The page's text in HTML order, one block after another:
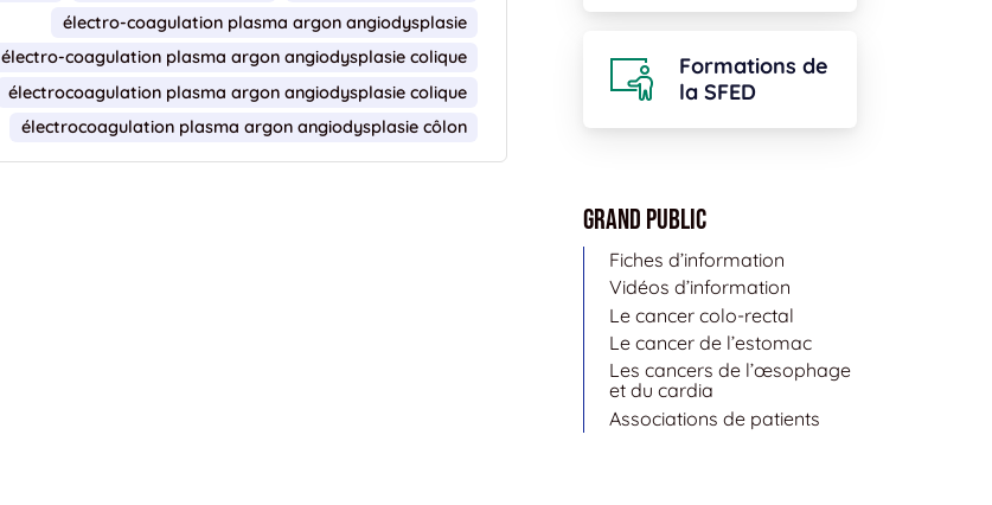
électro-coagulation plasma argon angiodysplasie
électro-coagulation plasma argon angiodysplasie colique
électrocoagulation plasma argon angiodysplasie colique
électrocoagulation plasma argon angiodysplasie côlon
Formations de
la SFED
Grand public
Fiches d’information
Vidéos d’information
Le cancer colo-rectal
Le cancer de l’estomac
Les cancers de l’œsophage
et du cardia
Associations de patients